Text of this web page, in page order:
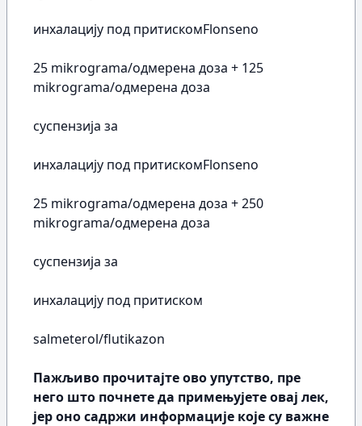
инхалацију под притискомFlonseno
25 mikrograma/одмерена доза + 125
mikrograma/одмерена доза
суспензија за
инхалацију под притискомFlonseno
25 mikrograma/одмерена доза + 250
mikrograma/одмерена доза
суспензија за
инхалацију под притиском
salmeterol/flutikazon
Пажљиво прочитајте ово упутство, пре
него што почнете да примењујете овај лек,
јер оно садржи информације које су важне